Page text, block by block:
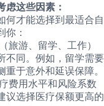
虑这些因素：
何才能选择到最适合自
你：
旅游、留学、工作）
不同。例如，留学需要
于意外和延误保障。
费用水平和风险系数
议选择医疗保额更高的